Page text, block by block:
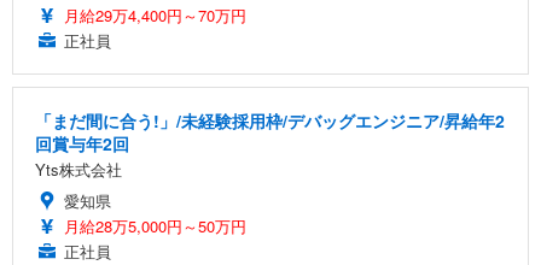
月給29万4,400円～70万円
正社員
「まだ間に合う!」/未経験採用枠/デバッグエンジニア/昇給年2
回賞与年2回
Yts株式会社
愛知県
月給28万5,000円～50万円
正社員